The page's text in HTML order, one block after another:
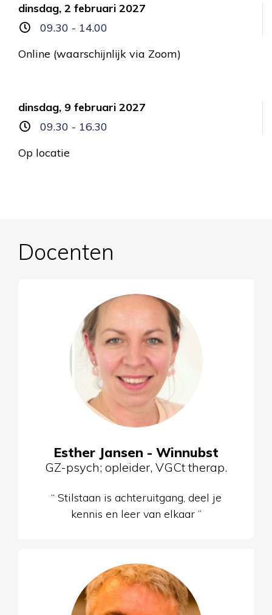
dinsdag, 2 februari 2027
09.30 - 14.00
Online (waarschijnlijk via Zoom)
dinsdag, 9 februari 2027
09.30 - 16.30
Op locatie
Docenten
Esther Jansen - Winnubst
GZ-psych; opleider, VGCt therap.
“ Stilstaan is achteruitgang, deel je
kennis en leer van elkaar ”